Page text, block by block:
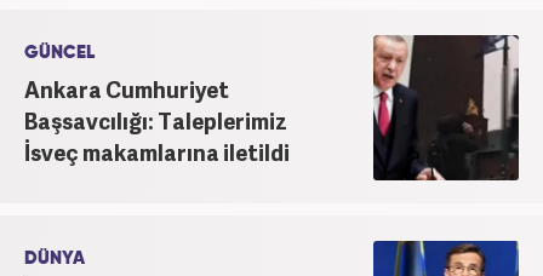
GÜNCEL
Ankara Cumhuriyet
Başsavcılığı: Taleplerimiz
İsveç makamlarına iletildi
DÜNYA